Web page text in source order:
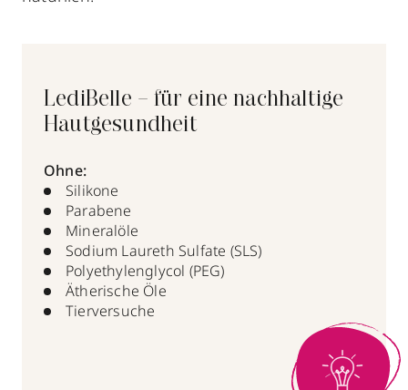
LediBelle – für eine nachhaltige
Hautgesundheit
Ohne:
Silikone
Parabene
Mineralöle
Sodium Laureth Sulfate (SLS)
Polyethylenglycol (PEG)
Ätherische Öle
Tierversuche